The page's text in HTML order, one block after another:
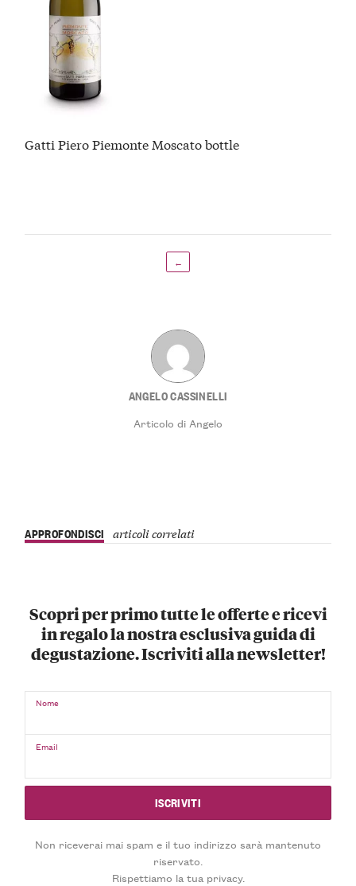
Gatti Piero Piemonte Moscato bottle
←
ANGELO CASSINELLI
Articolo di Angelo
APPROFONDISCI articoli correlati
Scopri per primo tutte le offerte e ricevi
in regalo la nostra esclusiva guida di
degustazione. Iscriviti alla newsletter!
Nome
Email
Non riceverai mai spam e il tuo indirizzo sarà mantenuto
riservato.
Rispettiamo la tua privacy.